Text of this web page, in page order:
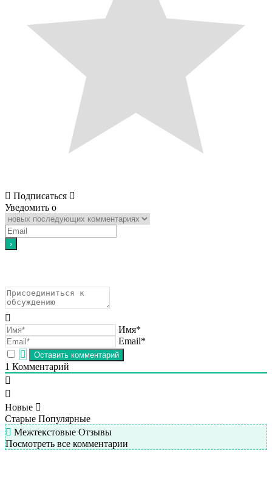
Подписаться
Уведомить о
Имя*
Email*
1 Комментарий
Новые
Старые Популярные
Межтекстовые Отзывы
Посмотреть все комментарии